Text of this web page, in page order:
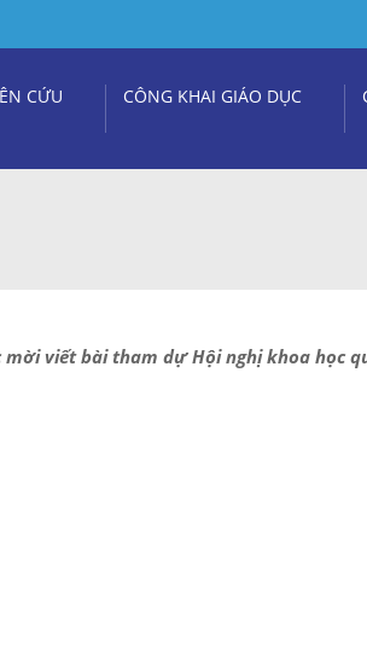
CỨU CÔNG KHAI GIÁO DỤC
viết bài tham dự Hội nghị khoa học